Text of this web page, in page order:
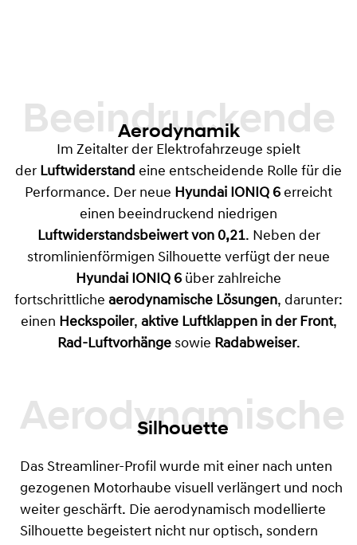
Beeindruckende
Aerodynamik
Im Zeitalter der Elektrofahrzeuge spielt
der Luftwiderstand eine entscheidende Rolle für die
Performance. Der neue Hyundai IONIQ 6 erreicht
einen beeindruckend niedrigen
Luftwiderstandsbeiwert von 0,21. Neben der
stromlinienförmigen Silhouette verfügt der neue
Hyundai IONIQ 6 über zahlreiche
fortschrittliche aerodynamische Lösungen, darunter:
einen Heckspoiler, aktive Luftklappen in der Front,
Rad-Luftvorhänge sowie Radabweiser.
Silhouette
Das Streamliner-Profil wurde mit einer nach unten
gezogenen Motorhaube visuell verlängert und noch
weiter geschärft. Die aerodynamisch modellierte
Silhouette begeistert nicht nur optisch, sondern